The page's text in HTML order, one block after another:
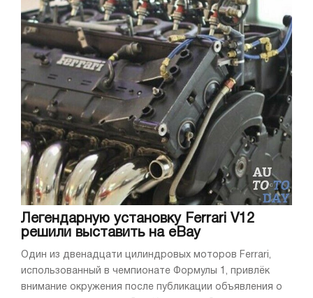
Легендарную установку Ferrari V12
решили выставить на eBay
Один из двенадцати цилиндровых моторов Ferrari,
использованный в чемпионате Формулы 1, привлёк
внимание окружения после публикации объявления о